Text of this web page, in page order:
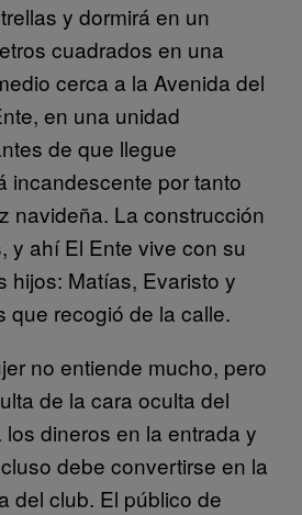
y dormirá en un
cuadrados en una
cerca a la Avenida del
en una unidad
de que llegue
incandescente por tanto
navideña. La construcción
y ahí El Ente vive con su
hijos: Matías, Evaristo y
que recogió de la calle.
no entiende mucho, pero
de la cara oculta del
los dineros en la entrada y
debe convertirse en la
del club. El público de